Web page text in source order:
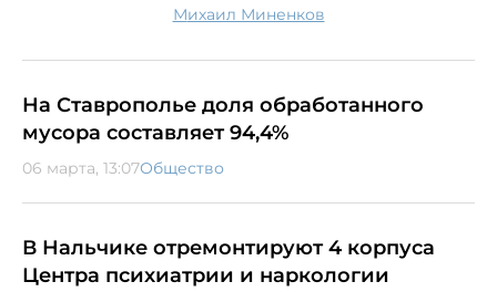
Михаил Миненков
На Ставрополье доля обработанного
мусора составляет 94,4%
06 марта, 13:07Общество
В Нальчике отремонтируют 4 корпуса
Центра психиатрии и наркологии